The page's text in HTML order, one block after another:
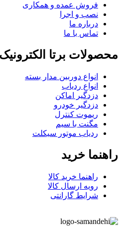
فروش عمده و همکاری
نصب و اجرا
درباره ما
تماس با ما
محصولات برتا الکترونیک
انواع دوربین مدار بسته
انواع ردیاب
دزدگیر اماکن
دزدگیر خودرو
ریموت کنترل
مگنت با سیم
ردیاب موتور سیکلت
راهنما خرید
راهنما خرید کالا
رویه ارسال کالا
شرایط گارانتی